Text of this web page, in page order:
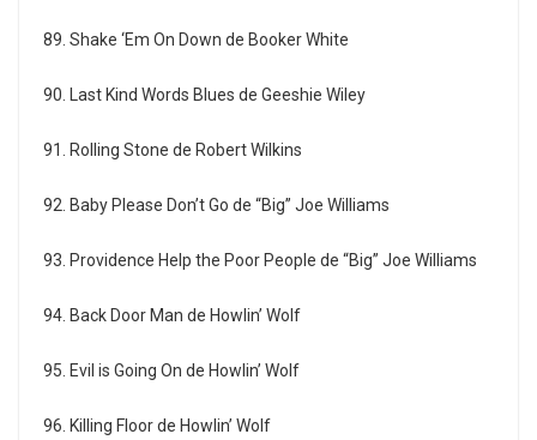
89. Shake ‘Em On Down de Booker White
90. Last Kind Words Blues de Geeshie Wiley
91. Rolling Stone de Robert Wilkins
92. Baby Please Don’t Go de “Big” Joe Williams
93. Providence Help the Poor People de “Big” Joe Williams
94. Back Door Man de Howlin’ Wolf
95. Evil is Going On de Howlin’ Wolf
96. Killing Floor de Howlin’ Wolf